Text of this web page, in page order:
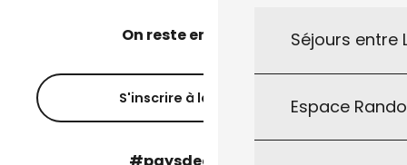
Séjours entre
Espace
On reste en contact ?
S'inscrire à la newsletter
#paysdegourdon !